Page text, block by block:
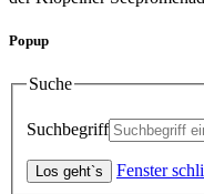
Popup
Suche
Suchbegriff
Fenster